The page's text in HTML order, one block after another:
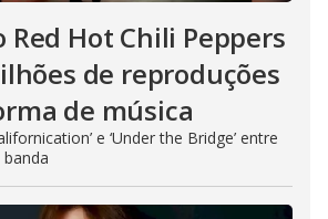
Red Hot Chili Peppers
de reproduções
de música
e ‘Under the Bridge’ entre